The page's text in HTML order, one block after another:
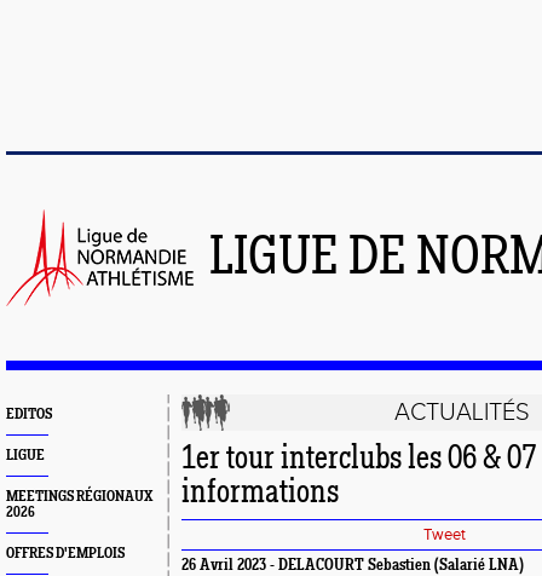
LIGUE DE
EDITOS
LIGUE
MEETINGS RÉGIONAUX
2026
OFFRES D'EMPLOIS
ACTUALITÉS
1er tour interclubs les 06 &
informations
Tweet
26 Avril 2023 - DELACOURT Sebastien (Salarié LNA)